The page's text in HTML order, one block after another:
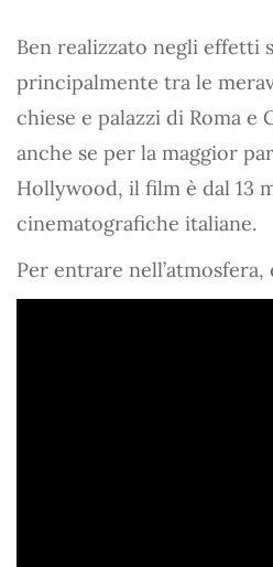
Ben realizzato negli effetti
principalmente tra le
chiese e palazzi di Roma e
anche se per la maggior
Hollywood, il film è dal 13
cinematografiche italiane.
Per entrare